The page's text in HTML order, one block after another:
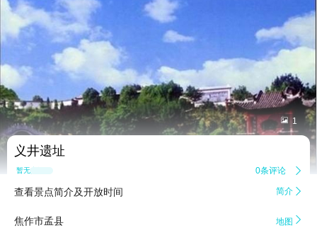
 1
义井遗址
暂无点评 0条评论 
查看景点简介及开放时间 简介 
焦作市孟县 地图 
